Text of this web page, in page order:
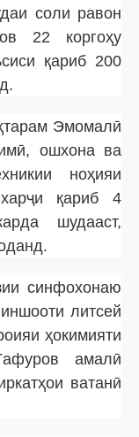
соли равон
22 коргоҳу
қариб 200
Эмомалӣ
ошхона ва
ноҳияи
қариб 4
шудааст,
синфохонаю
литсей
ҳокимияти
амалӣ
ватанӣ